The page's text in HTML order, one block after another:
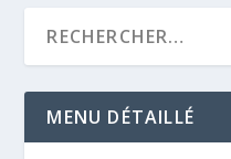
MENU DÉTAILLÉ